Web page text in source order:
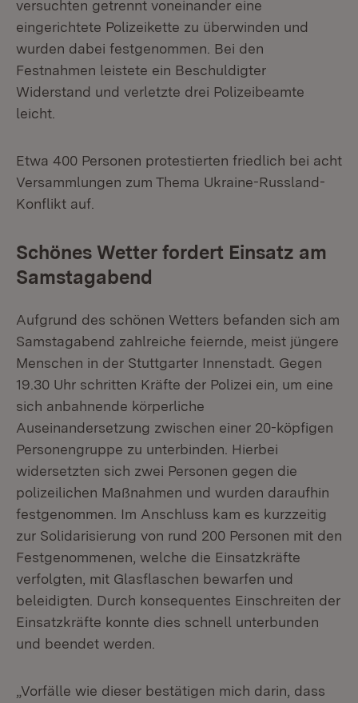
versuchten getrennt voneinander eine
eingerichtete Polizeikette zu überwinden und
wurden dabei festgenommen. Bei den
Festnahmen leistete ein Beschuldigter
Widerstand und verletzte drei Polizeibeamte
leicht.
Etwa 400 Personen protestierten friedlich bei acht
Versammlungen zum Thema Ukraine-Russland-
Konflikt auf.
Schönes Wetter fordert Einsatz am
Samstagabend
Aufgrund des schönen Wetters befanden sich am
Samstagabend zahlreiche feiernde, meist jüngere
Menschen in der Stuttgarter Innenstadt. Gegen
19.30 Uhr schritten Kräfte der Polizei ein, um eine
sich anbahnende körperliche
Auseinandersetzung zwischen einer 20-köpfigen
Personengruppe zu unterbinden. Hierbei
widersetzten sich zwei Personen gegen die
polizeilichen Maßnahmen und wurden daraufhin
festgenommen. Im Anschluss kam es kurzzeitig
zur Solidarisierung von rund 200 Personen mit den
Festgenommenen, welche die Einsatzkräfte
verfolgten, mit Glasflaschen bewarfen und
beleidigten. Durch konsequentes Einschreiten der
Einsatzkräfte konnte dies schnell unterbunden
und beendet werden.
„Vorfälle wie dieser bestätigen mich darin, dass